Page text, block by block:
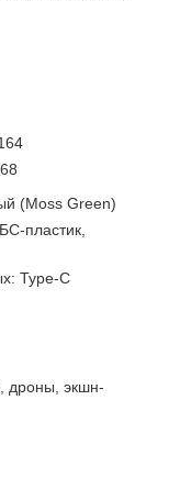
(Moss Green)
пластик,
Type-C
дроны, экшн-